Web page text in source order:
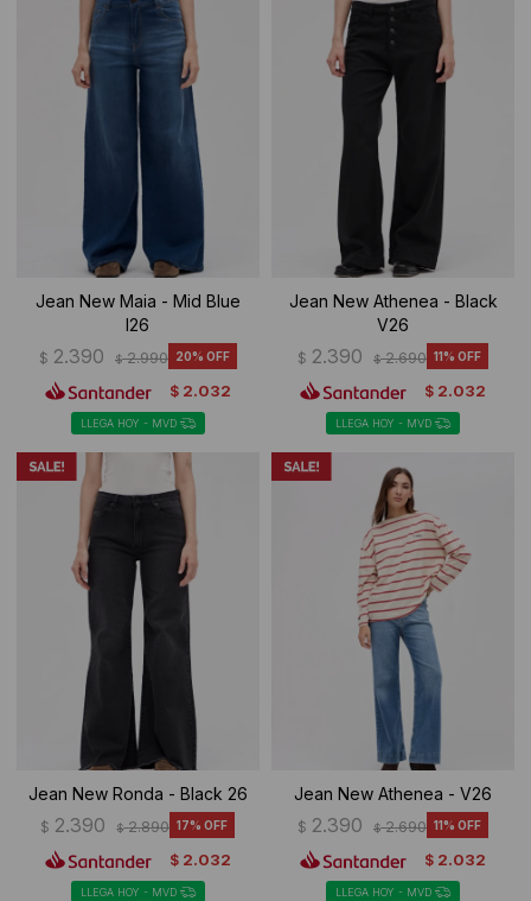
Jean New Maia - Mid Blue
I26
$ 2.390 $ 2.990 20
$ 2.032
LLEGA HOY - MVD
Jean New Athenea - Black
V26
$ 2.390 $ 2.690 11
$ 2.032
LLEGA HOY - MVD
Jean New Ronda - Black 26
$ 2.390 $ 2.890 17
$ 2.032
LLEGA HOY - MVD
Jean New Athenea - V26
$ 2.390 $ 2.690 11
$ 2.032
LLEGA HOY - MVD
Ropa Interior
Canguros
Camperas
Tejidos
Sherpas
Camisas y blusas
Vestidos
Sherpas